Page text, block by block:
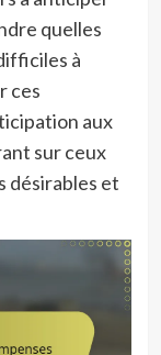
quelles
à
ces
aux
sur ceux
désirables et